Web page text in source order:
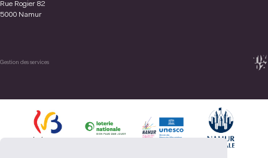
Rue Rogier 82
5000 Namur
Gestion des services